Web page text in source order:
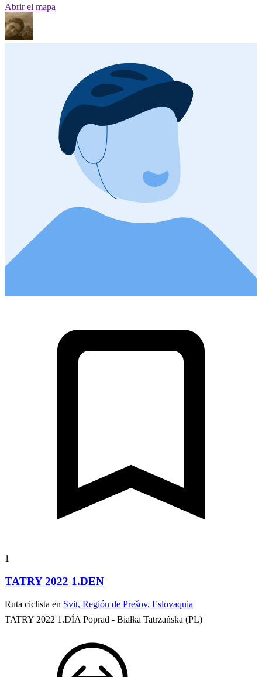
Abrir el mapa
1
TATRY 2022 1.DEN
Ruta ciclista en Svit, Región de Prešov, Eslovaquia
TATRY 2022 1.DÍA Poprad - Białka Tatrzańska (PL)